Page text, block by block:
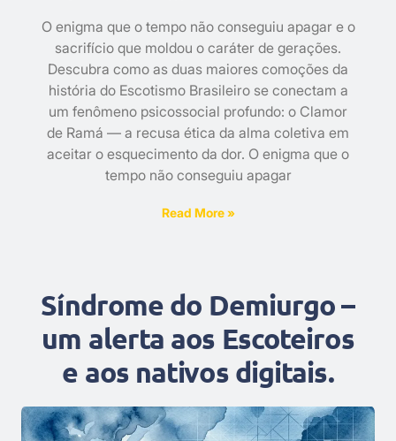
O enigma que o tempo não conseguiu apagar e o
sacrifício que moldou o caráter de gerações.
Descubra como as duas maiores comoções da
história do Escotismo Brasileiro se conectam a
um fenômeno psicossocial profundo: o Clamor
de Ramá — a recusa ética da alma coletiva em
aceitar o esquecimento da dor. O enigma que o
tempo não conseguiu apagar
Read More »
Síndrome do Demiurgo –
um alerta aos Escoteiros
e aos nativos digitais.